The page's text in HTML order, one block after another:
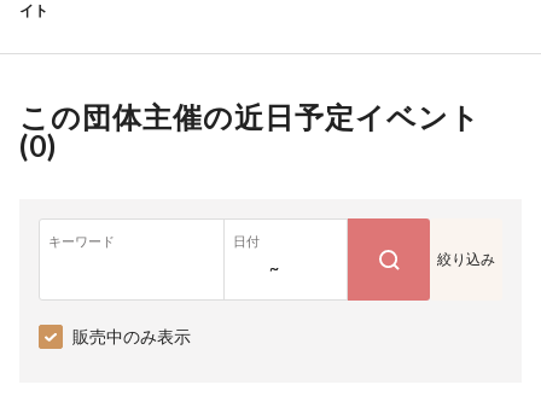
イト
この団体主催の近日予定イベント
(0)
キーワード 日付
~ 絞り込み
販売中のみ表示